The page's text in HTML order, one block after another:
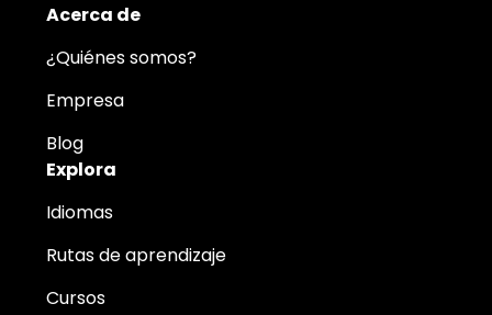
Acerca de
¿Quiénes somos?
Empresa
Blog
Explora
Idiomas
Rutas de aprendizaje
Cursos